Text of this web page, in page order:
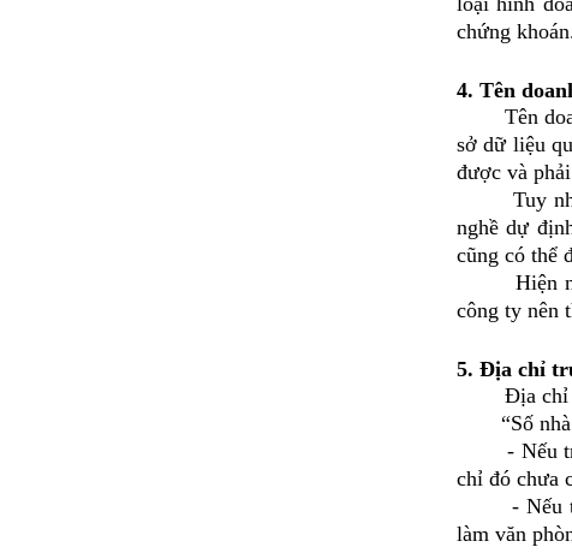
chứng
4. Tên
Tên
sở dữ liệu
được và
Tuy nhiên
nghề dự
cũng có thể
Hiện nay
công ty nên
5. Địa chỉ
Địa chỉ trụ
“Số
- Nếu trụ
chỉ đó chưa
- Nếu trụ
làm văn